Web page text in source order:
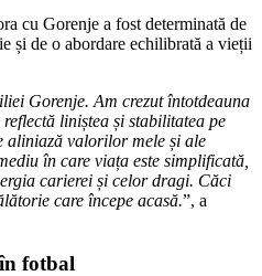
cu Gorenje a fost determinată de
și de o abordare echilibrată a vieții
Gorenje. Am crezut întotdeauna
liniștea și stabilitatea pe
aliniază valorilor mele și ale
în care viața este simplificată,
carierei și celor dragi. Căci
care începe acasă.”, a
fotbal